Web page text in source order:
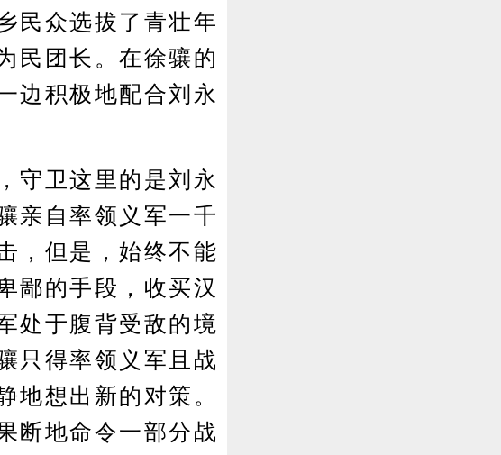
民众选拔了青壮年
民团长。在徐骧的
边积极地配合刘永
卫这里的是刘永
亲自率领义军一千
，但是，始终不能
鄙的手段，收买汉
处于腹背受敌的境
只得率领义军且战
地想出新的对策。
断地命令一部分战